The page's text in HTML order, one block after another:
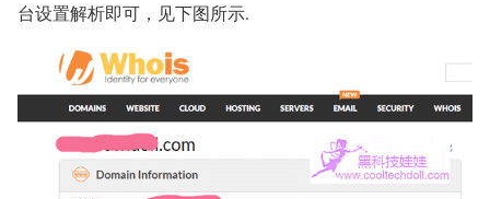
台设置解析即可，见下图所示.